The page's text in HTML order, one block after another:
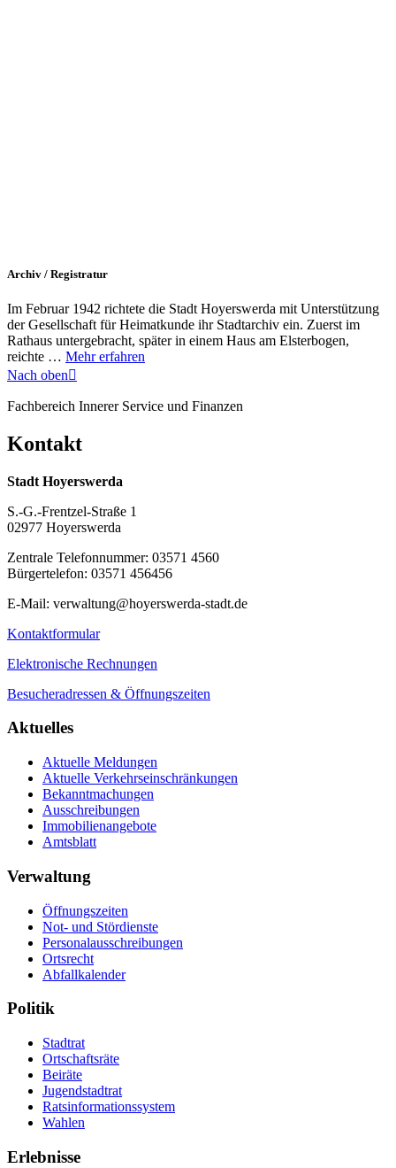
Archiv / Registratur
Im Februar 1942 richtete die Stadt Hoyerswerda mit Unterstützung
der Gesellschaft für Heimatkunde ihr Stadtarchiv ein. Zuerst im
Rathaus untergebracht, später in einem Haus am Elsterbogen,
reichte … Mehr erfahren
Nach oben
Fachbereich Innerer Service und Finanzen
Kontakt
Stadt Hoyerswerda
S.-G.-Frentzel-Straße 1
02977 Hoyerswerda
Zentrale Telefonnummer: 03571 4560
Bürgertelefon: 03571 456456
E-Mail: verwaltung@hoyerswerda-stadt.de
Kontaktformular
Elektronische Rechnungen
Besucheradressen & Öffnungszeiten
Aktuelles
Aktuelle Meldungen
Aktuelle Verkehrseinschränkungen
Bekanntmachungen
Ausschreibungen
Immobilienangebote
Amtsblatt
Verwaltung
Öffnungszeiten
Not- und Stördienste
Personalausschreibungen
Ortsrecht
Abfallkalender
Politik
Stadtrat
Ortschaftsräte
Beiräte
Jugendstadtrat
Ratsinformationssystem
Wahlen
Erlebnisse